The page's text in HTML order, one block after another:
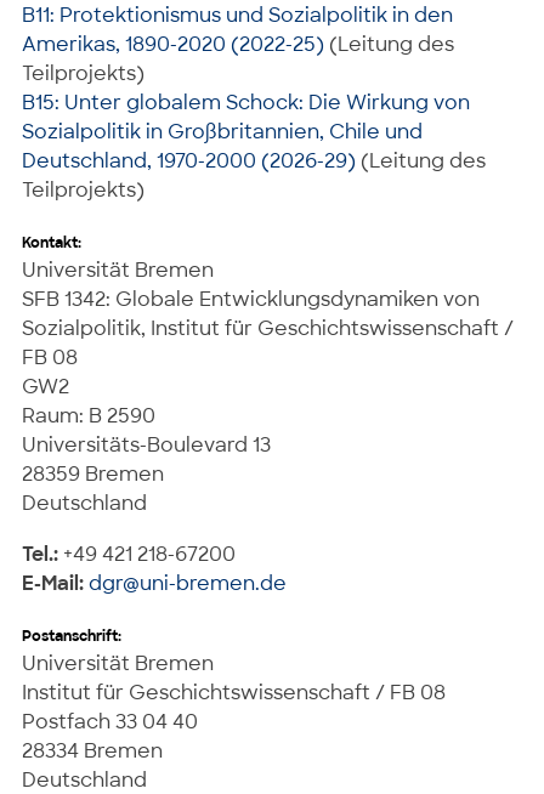
B11: Protektionismus und Sozialpolitik in den
Amerikas, 1890-2020 (2022-25) (Leitung des
Teilprojekts)
B15: Unter globalem Schock: Die Wirkung von
Sozialpolitik in Großbritannien, Chile und
Deutschland, 1970-2000 (2026-29) (Leitung des
Teilprojekts)
Kontakt:
Universität Bremen
SFB 1342: Globale Entwicklungsdynamiken von
Sozialpolitik, Institut für Geschichtswissenschaft /
FB 08
GW2
Raum: B 2590
Universitäts-Boulevard 13
28359 Bremen
Deutschland
Tel.: +49 421 218-67200
E-Mail:dgr@uni-bremen.de
Postanschrift:
Universität Bremen
Institut für Geschichtswissenschaft / FB 08
Postfach 33 04 40
28334 Bremen
Deutschland